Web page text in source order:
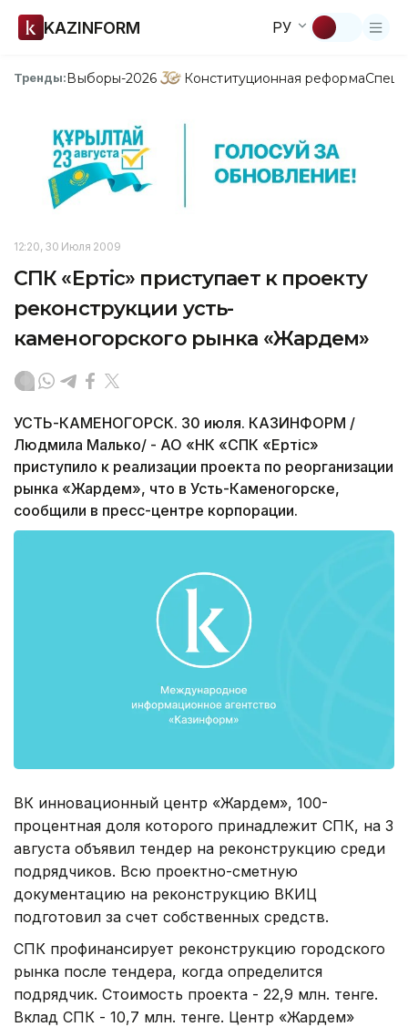
KAZINFORM РУ
Тренды:Выборы-2026 Конституционная реформа
12:20, 30 Июля 2009
СПК «Ертiс» приступает к проекту
реконструкции усть-
каменогорского рынка «Жардем»
УСТЬ-КАМЕНОГОРСК. 30 июля. КАЗИНФОРМ /
Людмила Малько/ - АО «НК «СПК «Ертiс»
приступило к реализации проекта по реорганизации
рынка «Жардем», что в Усть-Каменогорске,
сообщили в пресс-центре корпорации.
ВК инновационный центр «Жардем», 100-
процентная доля которого принадлежит СПК, на 3
августа объявил тендер на реконструкцию среди
подрядчиков. Всю проектно-сметную
документацию на реконструкцию ВКИЦ
подготовил за счет собственных средств.
СПК профинансирует реконструкцию городского
рынка после тендера, когда определится
подрядчик. Стоимость проекта - 22,9 млн. тенге.
Вклад СПК - 10,7 млн. тенге. Центр «Жардем»